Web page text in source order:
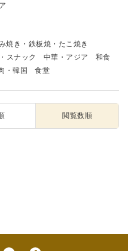
焼き・鉄板焼・たこ焼き
スナック 中華・アジア
和食
・韓国 食堂
閲覧数順